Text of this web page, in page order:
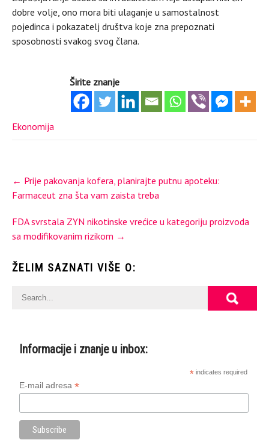
dobre volje, ono mora biti ulaganje u samostalnost
pojedinca i pokazatelj društva koje zna prepoznati
sposobnosti svakog svog člana.
Širite znanje
Ekonomija
Post
navigation
← Prije pakovanja kofera, planirajte putnu apoteku:
Farmaceut zna šta vam zaista treba
FDA svrstala ZYN nikotinske vrećice u kategoriju proizvoda
sa modifikovanim rizikom →
ŽELIM SAZNATI VIŠE O:
Informacije i znanje u inbox:
* indicates required
E-mail adresa*